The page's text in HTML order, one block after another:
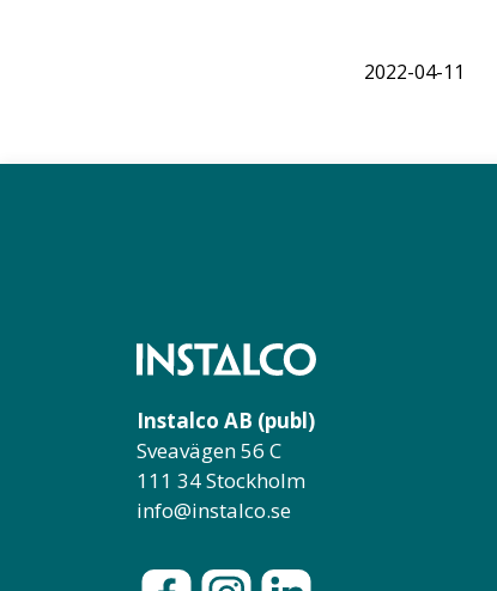
2022-04-11
Instalco AB (publ)
Sveavägen 56 C
111 34 Stockholm
info@instalco.se